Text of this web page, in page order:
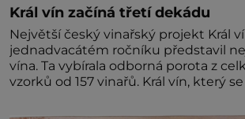
Král vín začíná třetí dekádu
Největší český vinařský projekt Král
jednadvacátém ročníku představil
vína. Ta vybírala odborná porota z
vzorků od 157 vinařů. Král vín,